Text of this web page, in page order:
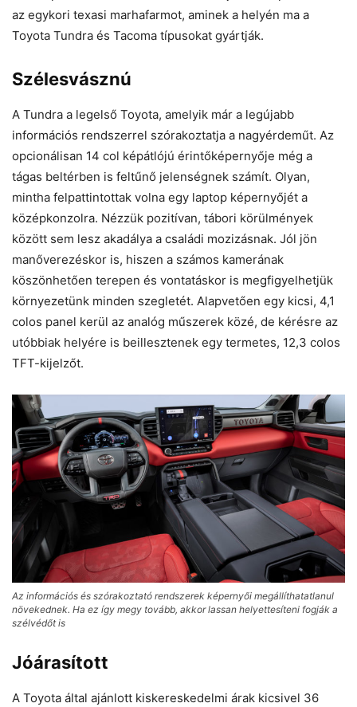
az egykori texasi marhafarmot, aminek a helyén ma a
Toyota Tundra és Tacoma típusokat gyártják.
Szélesvásznú
A Tundra a legelső Toyota, amelyik már a legújabb
információs rendszerrel szórakoztatja a nagyérdeműt. Az
opcionálisan 14 col képátlójú érintőképernyője még a
tágas beltérben is feltűnő jelenségnek számít. Olyan,
mintha felpattintottak volna egy laptop képernyőjét a
középkonzolra. Nézzük pozitívan, tábori körülmények
között sem lesz akadálya a családi mozizásnak. Jól jön
manőverezéskor is, hiszen a számos kamerának
köszönhetően terepen és vontatáskor is megfigyelhetjük
környezetünk minden szegletét. Alapvetően egy kicsi, 4,1
colos panel kerül az analóg műszerek közé, de kérésre az
utóbbiak helyére is beillesztenek egy termetes, 12,3 colos
TFT-kijelzőt.
Az információs és szórakoztató rendszerek képernyői megállíthatatlanul
növekednek. Ha ez így megy tovább, akkor lassan helyettesíteni fogják a
szélvédőt is
Jóárasított
A Toyota által ajánlott kiskereskedelmi árak kicsivel 36